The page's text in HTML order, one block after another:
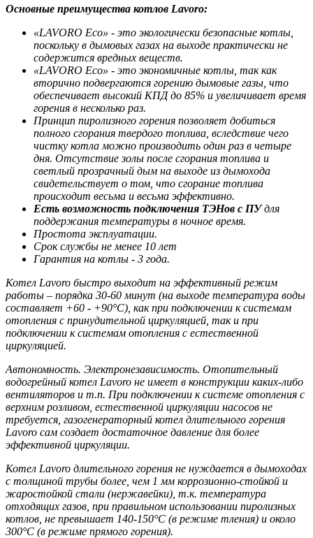
Основные преимущества котлов Lavoro:
«LAVORO Eco» - это экологически безопасные котлы,
поскольку в дымовых газах на выходе практически не
содержится вредных веществ.
«LAVORO Eco» - это экономичные котлы, так как
вторично подвергаются горению дымовые газы, что
обеспечивает высокий КПД до 85% и увеличивает время
горения в несколько раз.
Принцип пиролизного горения позволяет добиться
полного сгорания твердого топлива, вследствие чего
чистку котла можно производить один раз в четыре
дня. Отсутствие золы после сгорания топлива и
светлый прозрачный дым на выходе из дымохода
свидетельствует о том, что сгорание топлива
происходит весьма и весьма эффективно.
Есть возможность подключения ТЭНов с ПУдля
поддержания температуры в ночное время.
Простота эксплуатации.
Срок службы не менее 10 лет
Гарантия на котлы - 3 года.
Котел Lavoro быстро выходит на эффективный режим
работы – порядка 30-60 минут (на выходе температура воды
составляет +60 - +90°С), как при подключении к системам
отопления с принудительной циркуляцией, так и при
подключении к системам отопления с естественной
циркуляцией.
Автономность. Электронезависимость. Отопительный
водогрейный котел Lavoro не имеет в конструкции каких-либо
вентиляторов и т.п. При подключении к системе отопления с
верхним розливом, естественной циркуляции насосов не
требуется, газогенераторный котел длительного горения
Lavoro сам создает достаточное давление для более
эффективной циркуляции.
Котел Lavoro длительного горения не нуждается в дымоходах
с толщиной трубы более, чем 1 мм коррозионно-стойкой и
жаростойкой стали (нержавейки), т.к. температура
отходящих газов, при правильном использовании пиролизных
котлов, не превышает 140-150°С (в режиме тления) и около
300°С (в режиме прямого горения).